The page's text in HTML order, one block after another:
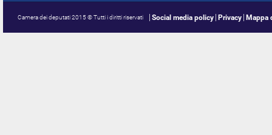
Camera dei deputati 2015 © Tutti i diritti riservati Social media policy Privacy Mappa